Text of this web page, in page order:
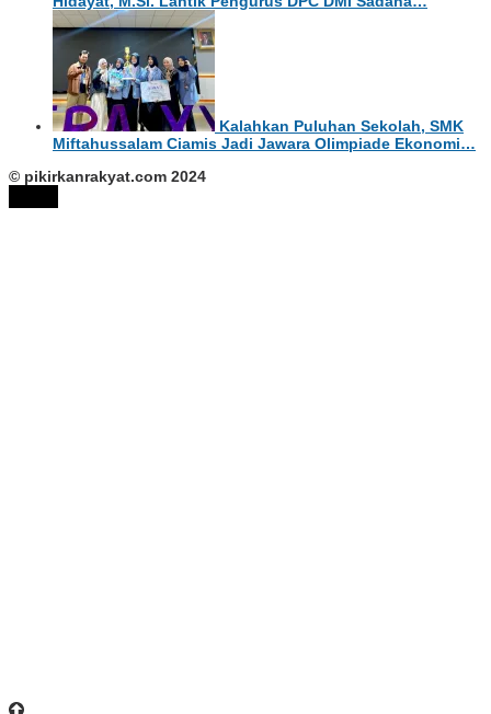
Kalahkan Puluhan Sekolah, SMK
Miftahussalam Ciamis Jadi Jawara Olimpiade Ekonomi…
© pikirkanrakyat.com 2024